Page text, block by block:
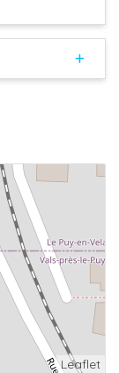
Leaflet